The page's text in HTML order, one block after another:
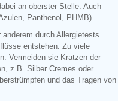
an oberster Stelle. Auch
Panthenol, PHMB).
durch Allergietests
entstehen. Zu viele
Vermeiden sie Kratzen der
z.B. Silber Cremes oder
und das Tragen von